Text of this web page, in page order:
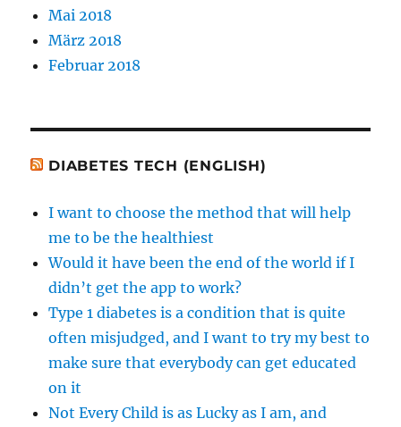
Mai 2018
März 2018
Februar 2018
DIABETES TECH (ENGLISH)
I want to choose the method that will help
me to be the healthiest
Would it have been the end of the world if I
didn’t get the app to work?
Type 1 diabetes is a condition that is quite
often misjudged, and I want to try my best to
make sure that everybody can get educated
on it
Not Every Child is as Lucky as I am, and